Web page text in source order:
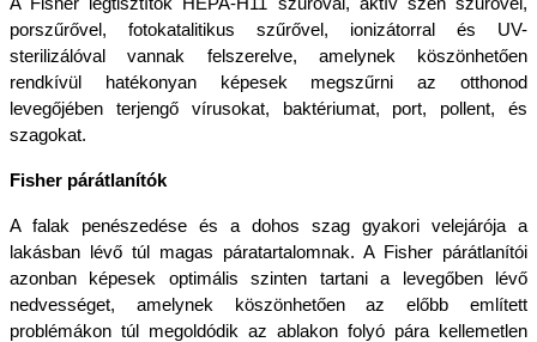
porszűrővel, fotokatalitikus szűrővel, ionizátorral és UV-
sterilizálóval vannak felszerelve, amelynek köszönhetően
rendkívül hatékonyan képesek megszűrni az otthonod
levegőjében terjengő vírusokat, baktériumat, port, pollent, és
szagokat.
Fisher párátlanítók
A falak penészedése és a dohos szag gyakori velejárója a
lakásban lévő túl magas páratartalomnak. A Fisher párátlanítói
azonban képesek optimális szinten tartani a levegőben lévő
nedvességet, amelynek köszönhetően az előbb említett
problémákon túl megoldódik az ablakon folyó pára kellemetlen